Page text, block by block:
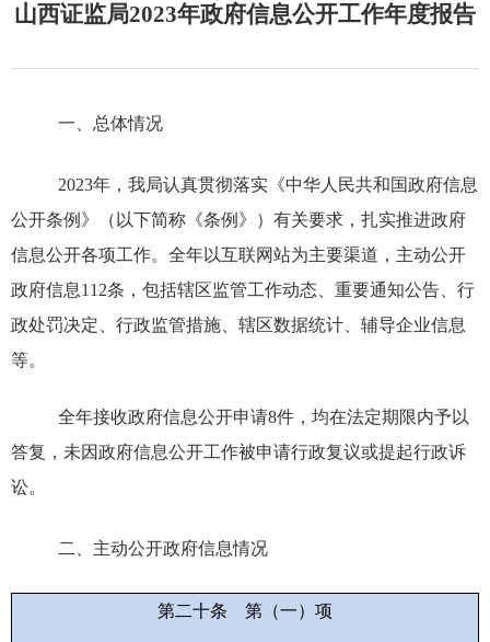
山西证监局2023年政府信息公开工作年度报告
一、总体情况
2023年， 我局认真贯彻落实《中华人民共和国政府信息
公开条例》
（以下简称《条例》）有关要求， 扎实推进政府
信息公开各项工作。 全年以互联网站为主要渠道，主动公开
政府信息112条，包括辖区监管工作动态、重要通知公告、行
政处罚决定、行政监管措施、辖区数据统计、辅导企业信息
等。
全年接收政府信息公开申请8件，均在法定期限内予以
答复， 未因政府信息公开工作被申请行政复议或提起行政诉
讼。
二、主动公开政府信息情况
第二十条 第（一）项